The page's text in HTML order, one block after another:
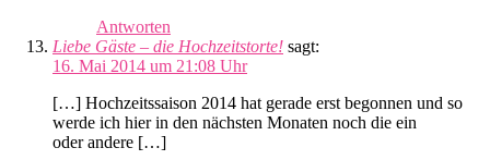
Antworten
Liebe Gäste – die Hochzeitstorte! sagt:
16. Mai 2014 um 21:08 Uhr
[…] Hochzeitssaison 2014 hat gerade erst begonnen und so
werde ich hier in den nächsten Monaten noch die ein
oder andere […]